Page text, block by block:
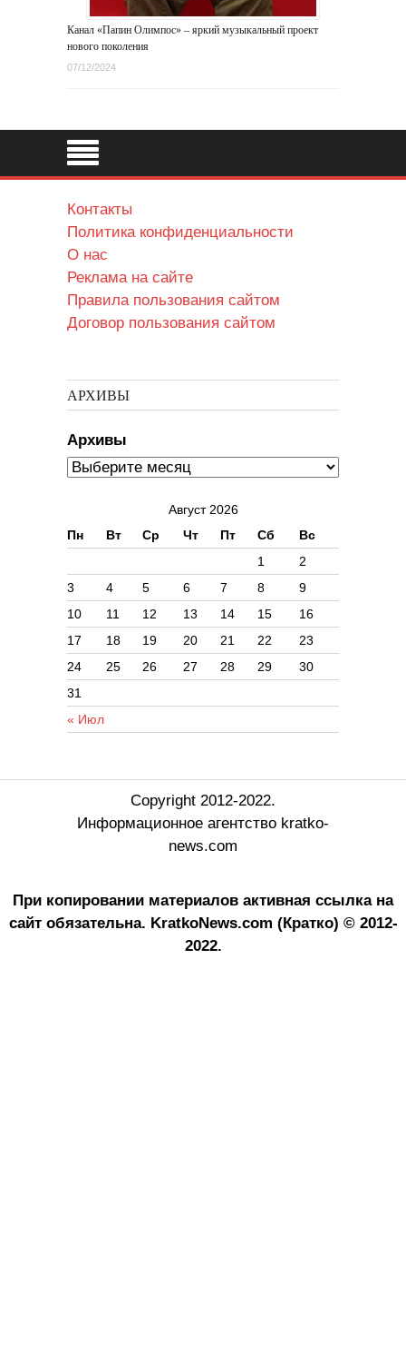
Канал «Папин Олимпос» – яркий музыкальный проект
нового поколения
07/12/2024
Контакты
Политика конфиденциальности
О нас
Реклама на сайте
Правила пользования сайтом
Договор пользования сайтом
АРХИВЫ
Архивы
Август 2026
Пн
Вт Ср Чт Пт Сб Вс
« Июл
1
2
3
4 5 6 7 8
9
10
11 12 13 14 15
16
17
18 19 20 21 22
23
24
25 26 27 28 29
30
31
Copyright 2012-2022.
Информационное агентство kratko-
news.com
При копировании материалов активная ссылка на
сайт обязательна. KratkoNews.com (Кратко) © 2012-
2022.